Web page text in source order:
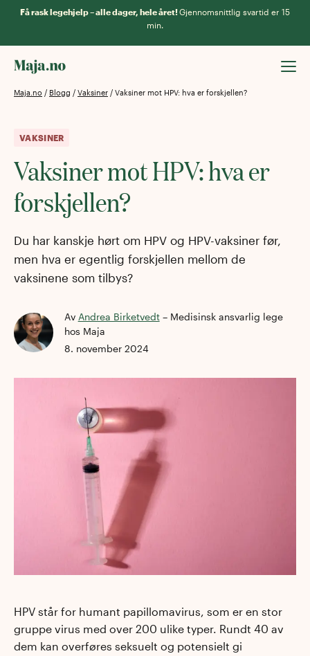
Få rask legehjelp – alle dager, hele året!Gjennomsnittlig svartid er 15
min.
Maja.no / Blogg / Vaksiner / Vaksiner mot HPV: hva er forskjellen?
VAKSINER
Vaksiner mot HPV: hva er
forskjellen?
Du har kanskje hørt om HPV og HPV-vaksiner før,
men hva er egentlig forskjellen mellom de
vaksinene som tilbys?
Av Andrea Birketvedt– Medisinsk ansvarlig lege
hos Maja
8. november 2024
HPV står for humant papillomavirus, som er en stor
gruppe virus med over 200 ulike typer. Rundt 40 av
dem kan overføres seksuelt og potensielt gi